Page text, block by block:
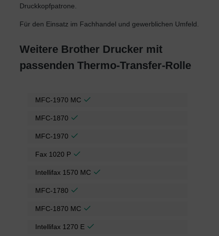
Druckkopfpatrone.
Für den Einsatz im Fachhandel und gewerblichen Umfeld.
Weitere Brother Drucker mit
passenden Thermo-Transfer-Rolle
MFC-1970 MC
MFC-1870
MFC-1970
Fax 1020 P
Intellifax 1570 MC
MFC-1780
MFC-1870 MC
Intellifax 1270 E